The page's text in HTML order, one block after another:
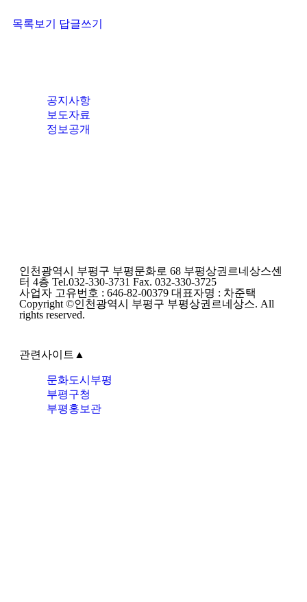
목록보기 답글쓰기
공지사항
보도자료
정보공개
인천광역시 부평구 부평문화로 68 부평상권르네상스센
터 4층 Tel.032-330-3731 Fax. 032-330-3725
사업자 고유번호 : 646-82-00379 대표자명 : 차준택
Copyright ©인천광역시 부평구 부평상권르네상스. All
rights reserved.
관련사이트 ▲
문화도시부평
부평구청
부평홍보관